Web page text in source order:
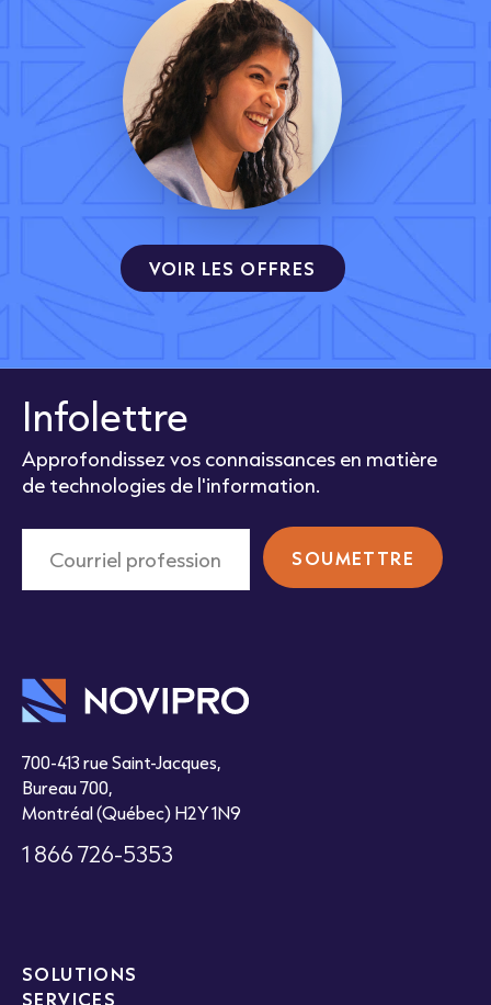
VOIR LES OFFRES
Infolettre
Approfondissez vos connaissances en matière
de technologies de l'information.
700-413 rue Saint-Jacques,
Bureau 700,
Montréal (Québec) H2Y 1N9
1 866 726-5353
SOLUTIONS
SERVICES